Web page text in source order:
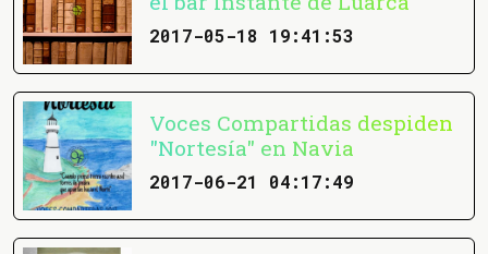
2017-05-18 19:41:53
Voces Compartidas despiden
"Nortesía" en Navia
2017-06-21 04:17:49